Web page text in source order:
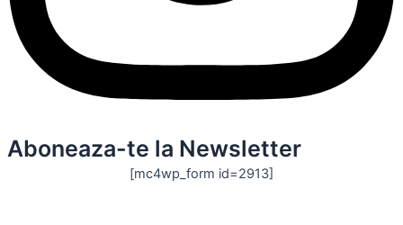
Aboneaza-te la Newsletter
[mc4wp_form id=2913]